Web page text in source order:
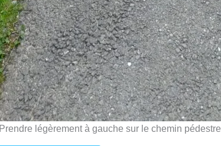
Prendre légèrement à gauche sur le chemin pédestre